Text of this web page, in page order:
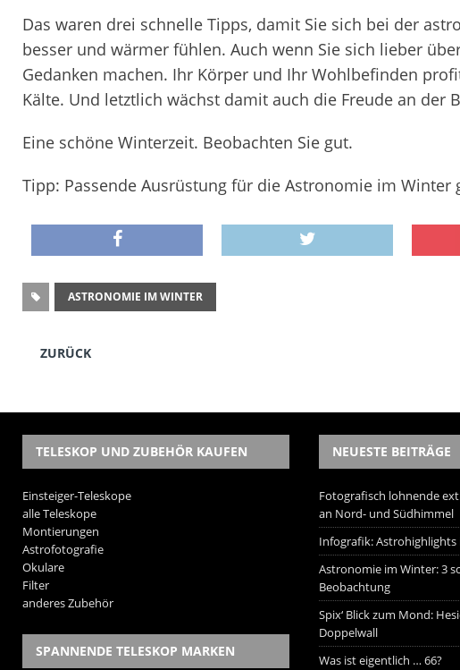
Das waren drei schnelle Tipps, damit Sie sich bei der
besser und wärmer fühlen. Auch wenn Sie sich lieber
Gedanken machen. Ihr Körper und Ihr Wohlbefinden
Kälte. Und letztlich wächst damit auch die Freude an der
Eine schöne Winterzeit. Beobachten Sie gut.
Tipp: Passende Ausrüstung für die Astronomie im Winter
ASTRONOMIE IM WINTER
ZURÜCK
TELESKOP UND ZUBEHÖR KAUFEN
Einsteiger-Teleskope
alle Teleskope
Montierungen
Astrofotografie
Okulare
Filter
anderes Zubehör
SPANNENDE TELESKOP MARKEN
NEUESTE BEITRÄGE
Fotografisch lohnende
an Nord- und Südhimmel
Infografik: Astrohighlights
Astronomie im Winter: 3
Beobachtung
Spix‘ Blick zum Mond:
Doppelwall
Was ist eigentlich … 66?